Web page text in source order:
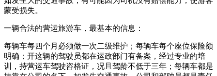
蒙受损失。
一辆合法的营运旅游车，最基本的信息：
每辆车每四个月必须做一次二级维护；每辆车每个座位保险额
明确；开这辆的驾驶员都在运政部门有备案，经过专业的培
训，持营运车驾驶咨格证，况且驾龄不低于三年；每辆车都是